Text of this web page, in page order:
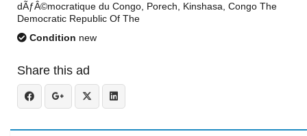
dÃƒÂ©mocratique du Congo, Porech, Kinshasa, Congo The
Democratic Republic Of The
Condition new
Share this ad